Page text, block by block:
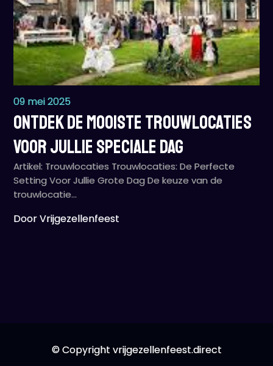
09 mei 2025
Ontdek De Mooiste Trouwlocaties
Voor Jullie Speciale Dag
Artikel: Trouwlocaties Trouwlocaties: De Perfecte
Setting Voor Jullie Grote Dag De keuze van de
trouwlocatie…
Door Vrijgezellenfeest
© Copyright vrijgezellenfeest.direct